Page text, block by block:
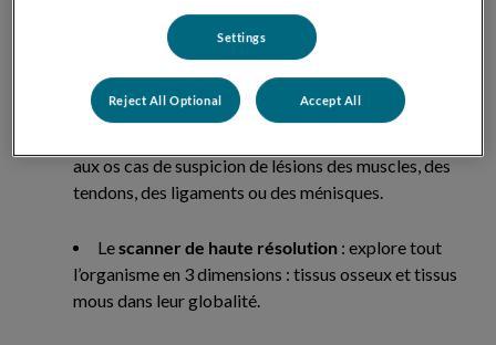
radiographie numérique: clichés de haute
précision essentiels à la base des prises en charge.
aux os cas de suspicion de lésions des muscles, des
tendons, des ligaments ou des ménisques.
Lescanner de haute résolution : explore tout
l’organisme en 3 dimensions : tissus osseux et tissus
mous dans leur globalité.
Settings
Reject All Optional Accept All